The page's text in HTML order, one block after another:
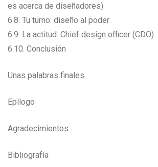
es acerca de diseñadores)
6.8. Tu turno: diseño al poder
6.9. La actitud: Chief design officer (CDO)
6.10. Conclusión
Unas palabras finales
Epílogo
Agradecimientos
Bibliografía